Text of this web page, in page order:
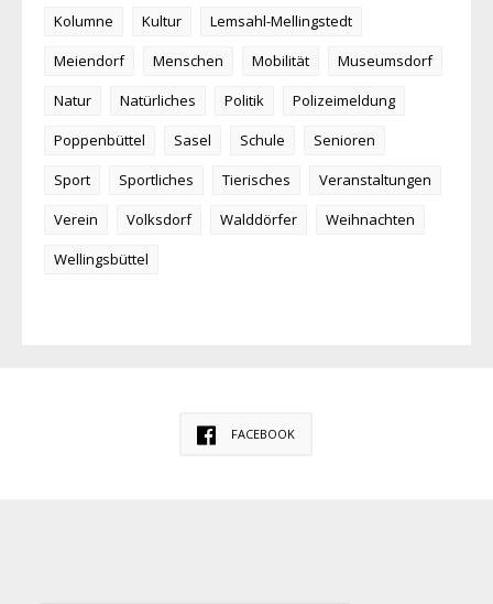
Kolumne
Kultur
Lemsahl-Mellingstedt
Meiendorf
Menschen Mobilität
Museumsdorf
Natur
Natürliches Politik
Polizeimeldung
Poppenbüttel
Sasel Schule
Senioren
Sport
Sportliches Tierisches
Veranstaltungen
Verein
Volksdorf Walddörfer
Weihnachten
Wellingsbüttel
FACEBOOK